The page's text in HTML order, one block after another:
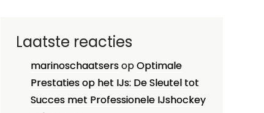
Laatste reacties
marinoschaatsersopOptimale
Prestaties op het IJs: De Sleutel tot
Succes met Professionele IJshockey